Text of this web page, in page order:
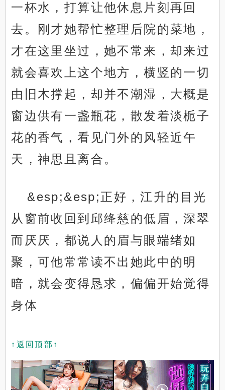
一杯水，打算让他休息片刻再回
去。刚才她帮忙整理后院的菜地，
才在这里坐过，她不常来，却来过
就会喜欢上这个地方，横竖的一切
由旧木撑起，却并不潮湿，大概是
窗边供有一盏瓶花，散发着淡栀子
花的香气，看见门外的风轻近午
天，神思且离合。
&esp;&esp;正好，江升的目光
从窗前收回到邱绛慈的低眉，深翠
而厌厌，都说人的眉与眼端绪如
聚，可他常常读不出她此中的明
暗，就会变得恳求，偏偏开始觉得
身体
↑返回顶部↑